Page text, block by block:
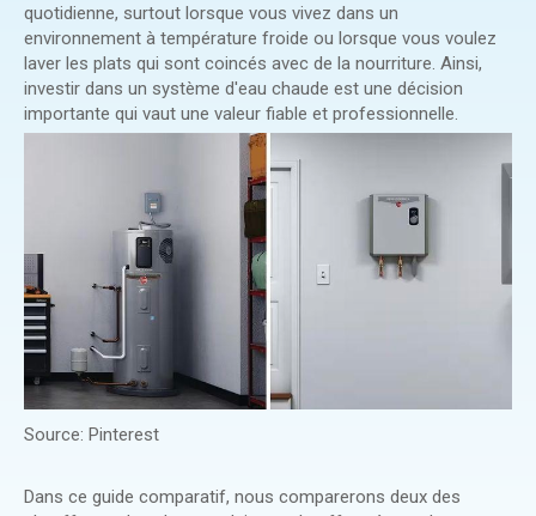
quotidienne, surtout lorsque vous vivez dans un
environnement à température froide ou lorsque vous voulez
laver les plats qui sont coincés avec de la nourriture. Ainsi,
investir dans un système d'eau chaude est une décision
importante qui vaut une valeur fiable et professionnelle.
Source: Pinterest
Dans ce guide comparatif, nous comparerons deux des